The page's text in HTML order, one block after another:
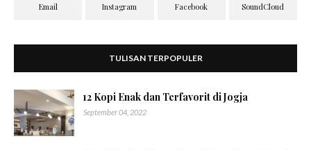
TULISAN TERPOPULER
12 Kopi Enak dan Terfavorit di Jogja
September 04, 2022